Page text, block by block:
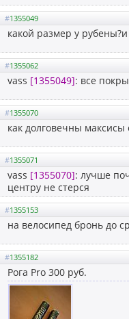
#1355049
какой размер у
#1355062
vass [1355049]: все
#1355070
как долговечны максисы
#1355071
vass [1355070]: лучше
центру не стерся
#1355153
на велосипед бронь до
#1355182
Рога Pro 300 руб.